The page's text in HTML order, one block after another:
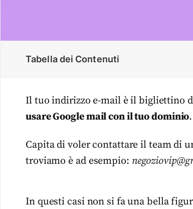
Tabella dei Contenuti
Il tuo indirizzo e-mail è il bigliettino
usare Google mail con il tuo dominio.
Capita di voler contattare il team di
troviamo è ad esempio:
In questi casi non si fa una bella